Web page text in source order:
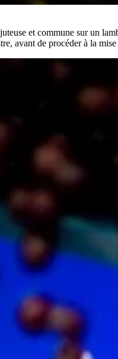
et commune sur un
avant de procéder à la